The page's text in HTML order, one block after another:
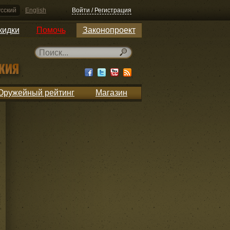
English Войти / Регистрация
Помочь Законопроект
рейтинг Магазин